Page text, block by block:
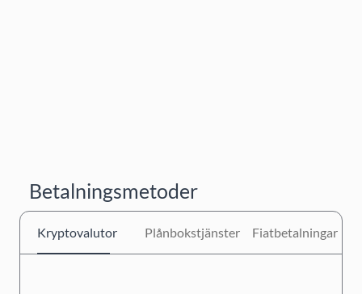
Betalningsmetoder
Kryptovalutor Plånbokstjänster Fiatbetalningar